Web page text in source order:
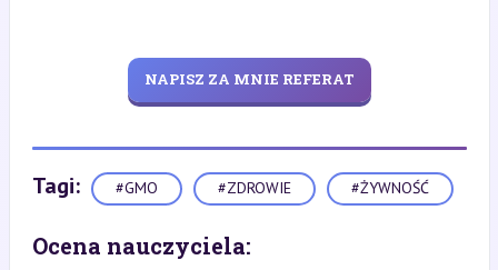
NAPISZ ZA MNIE REFERAT
Tagi: #GMO #ZDROWIE #ŻYWNOŚĆ
Ocena nauczyciela: